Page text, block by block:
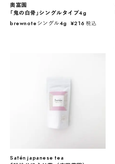
奥富園
「鬼の白骨」シングルタイプ4g
brewnoteシングル4g ¥216 税込
Satén japanese tea